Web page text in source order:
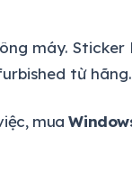
máy.
từ hãng.
mua